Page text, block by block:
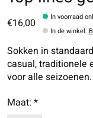
€16,00
In voorraad
In de winkel:
Sokken in
casual, traditionele
voor alle seizoenen.
Maat: *